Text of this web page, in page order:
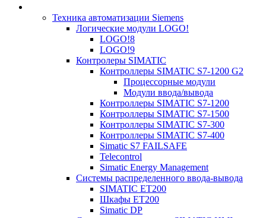
Техника автоматизации Siemens
Логические модули LOGO!
LOGO!8
LOGO!9
Контролеры SIMATIC
Контроллеры SIMATIC S7-1200 G2
Процессорные модули
Модули ввода/вывода
Контроллеры SIMATIC S7-1200
Контроллеры SIMATIC S7-1500
Контроллеры SIMATIC S7-300
Контроллеры SIMATIC S7-400
Simatic S7 FAILSAFE
Telecontrol
Simatic Energy Management
Системы распределенного ввода-вывода
SIMATIC ET200
Шкафы ET200
Simatic DP